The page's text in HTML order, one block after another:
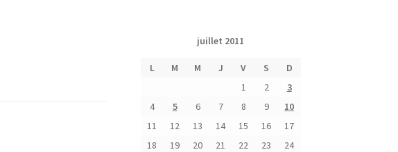
juillet 2011
L M M J V S
D
1
2
3
4
5 6 7 8 9
10
11
12 13 14 15 16
17
18
19 20 21 22 23
24